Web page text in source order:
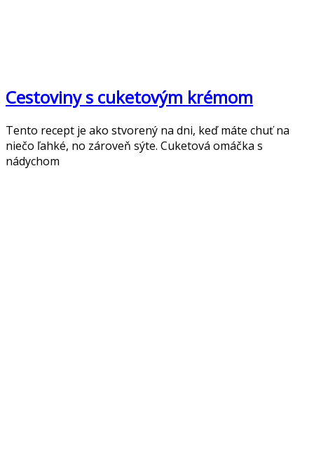
Cestoviny s cuketovým krémom
Tento recept je ako stvorený na dni, keď máte chuť na
niečo ľahké, no zároveň sýte. Cuketová omáčka s
nádychom